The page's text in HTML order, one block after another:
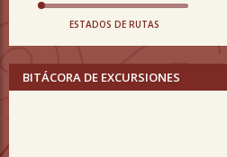
ESTADOS DE RUTAS
BITÁCORA DE EXCURSIONES